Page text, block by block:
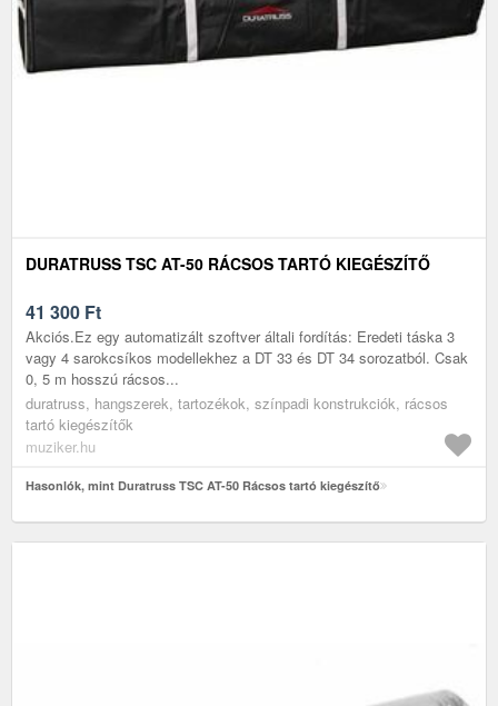
DURATRUSS TSC AT-50 RÁCSOS TARTÓ KIEGÉSZÍTŐ
41 300 Ft
Akciós.Ez egy automatizált szoftver általi fordítás: Eredeti táska 3
vagy 4 sarokcsíkos modellekhez a DT 33 és DT 34 sorozatból. Csak
0, 5 m hosszú rácsos...
duratruss, hangszerek, tartozékok, színpadi konstrukciók, rácsos
tartó kiegészítők
muziker.hu
Hasonlók, mint Duratruss TSC AT-50 Rácsos tartó kiegészítő